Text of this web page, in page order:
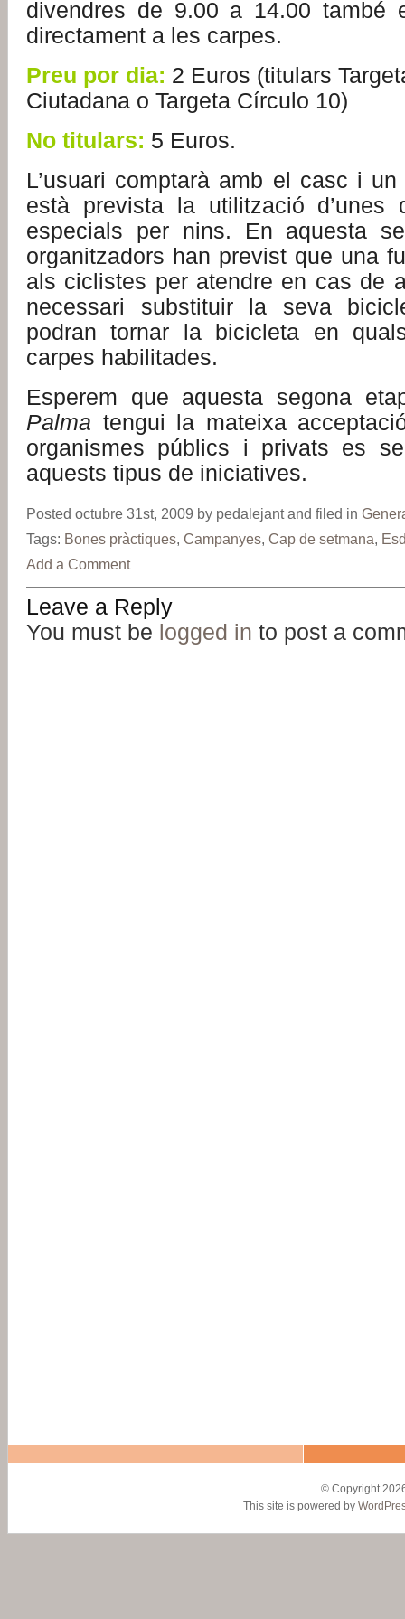
divendres de 9.00 a 14.00 també
directament a les carpes.
Preu por dia: 2 Euros (titulars
Ciutadana o Targeta Círculo 10)
No titulars: 5 Euros.
L’usuari comptarà amb el casc i
està prevista la utilització d’unes
especials per nins. En aquesta
organitzadors han previst que una
als ciclistes per atendre en cas de
necessari substituir la seva
podran tornar la bicicleta en
carpes habilitades.
Esperem que aquesta segona
Palma tengui la mateixa
organismes públics i privats es
aquests tipus de iniciatives.
Posted octubre 31st, 2009 by pedalejant and filed in
Tags: Bones pràctiques, Campanyes, Cap de setmana,
Add a Comment
Leave a Reply
You must be logged in to post a
© Copyright
This site is powered by